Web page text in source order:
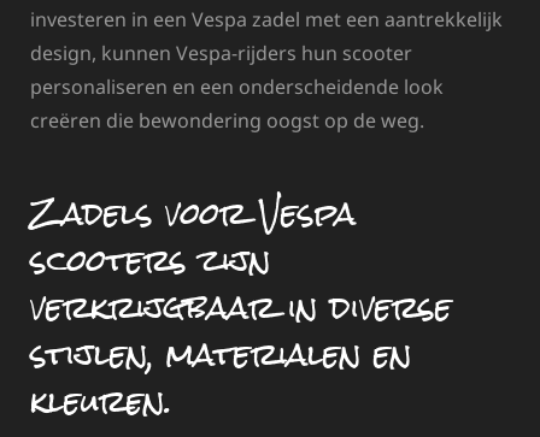
investeren in een Vespa zadel met een aantrekkelijk
design, kunnen Vespa-rijders hun scooter
personaliseren en een onderscheidende look
creëren die bewondering oogst op de weg.
Zadels voor Vespa
scooters zijn
verkrijgbaar in diverse
stijlen, materialen en
kleuren.